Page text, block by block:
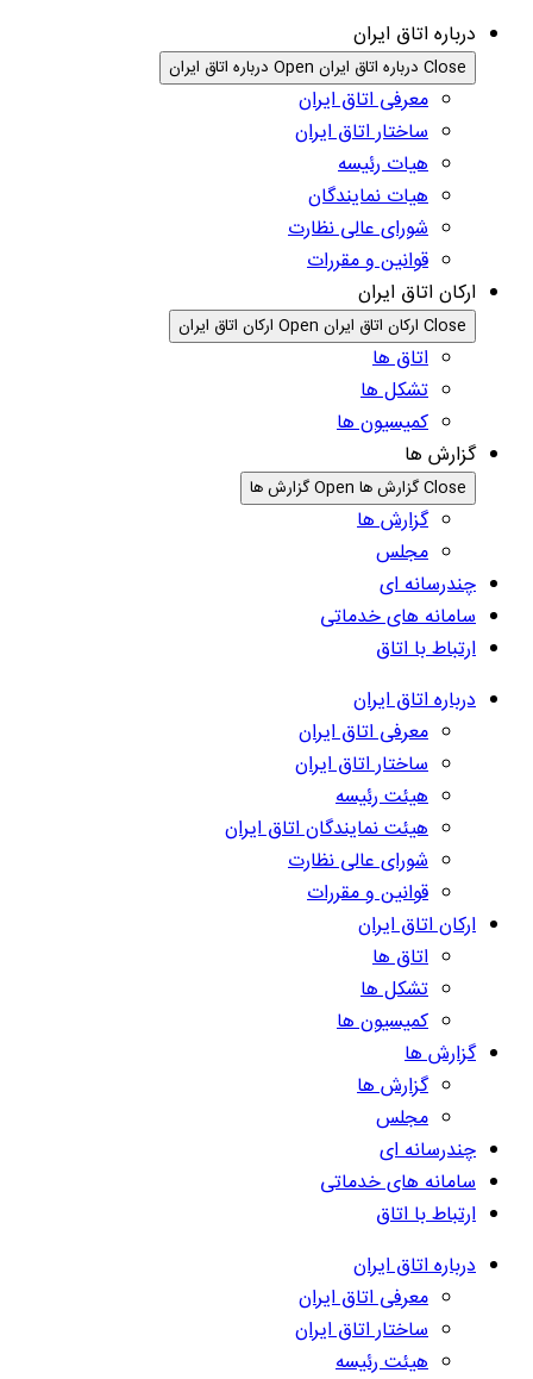
درباره اتاق ایران
Close درباره اتاق ایران Open درباره اتاق ایران
معرفی اتاق ایران
ساختار اتاق ایران
هیات رئیسه
هیات نمایندگان
شورای عالی نظارت
قوانین و مقررات
ارکان اتاق ایران
Close ارکان اتاق ایران Open ارکان اتاق ایران
اتاق ها
تشکل ها
کمیسیون ها
گزارش ها
Close گزارش ها Open گزارش ها
گزارش ها
مجلس
چندرسانه ای
سامانه های خدماتی
ارتباط با اتاق
درباره اتاق ایران
معرفی اتاق ایران
ساختار اتاق ایران
هیئت رئیسه
هیئت نمایندگان اتاق ایران
شورای عالی نظارت
قوانین و مقررات
ارکان اتاق ایران
اتاق ها
تشکل ها
کمیسیون ها
گزارش ها
گزارش ها
مجلس
چندرسانه ای
سامانه های خدماتی
ارتباط با اتاق
درباره اتاق ایران
معرفی اتاق ایران
ساختار اتاق ایران
هیئت رئیسه